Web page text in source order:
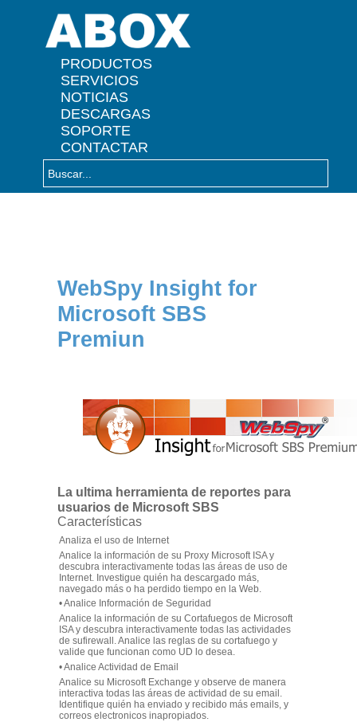
PRODUCTOS
SERVICIOS
NOTICIAS
DESCARGAS
SOPORTE
CONTACTAR
WebSpy Insight for
Microsoft SBS
Premiun
La ultima herramienta de reportes para
usuarios de Microsoft SBS
Características
Analiza el uso de Internet
Analice la información de su Proxy Microsoft ISA y
descubra interactivamente todas las áreas de uso de
Internet. Investigue quién ha descargado más,
navegado más o ha perdido tiempo en la Web.
•Analice Información de Seguridad
Analice la información de su Cortafuegos de Microsoft
ISA y descubra interactivamente todas las actividades
de sufirewall. Analice las reglas de su cortafuego y
valide que funcionan como UD lo desea.
•Analice Actividad de Email
Analice su Microsoft Exchange y observe de manera
interactiva todas las áreas de actividad de su email.
Identifique quién ha enviado y recibido más emails, y
correos electronicos inapropiados.